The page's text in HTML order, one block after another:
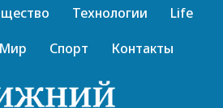
Технологии
Life
Мир Спорт Контакты